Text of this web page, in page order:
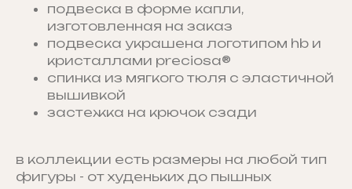
подвеска в форме капли,
изготовленная на заказ
подвеска украшена логотипом hb и
кристаллами preciosa®
спинка из мягкого тюля с эластичной
вышивкой
застежка на крючок сзади
в коллекции есть размеры на любой тип
фигуры - от худеньких до пышных